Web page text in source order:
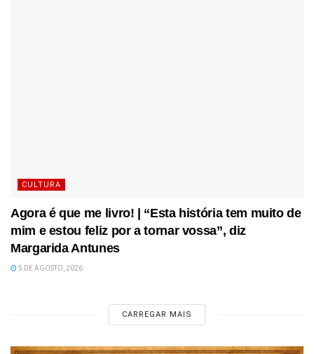
CULTURA
Agora é que me livro! | “Esta história tem muito de
mim e estou feliz por a tornar vossa”, diz
Margarida Antunes
5 DE AGOSTO, 2026
CARREGAR MAIS